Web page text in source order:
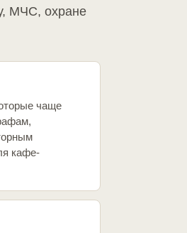
МЧС, охране
чаще
кафе-